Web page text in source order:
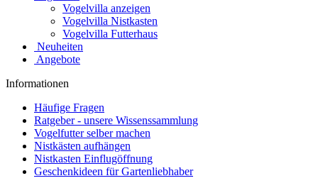
Vogelvilla anzeigen
Vogelvilla Nistkasten
Vogelvilla Futterhaus
Neuheiten
Angebote
Informationen
Häufige Fragen
Ratgeber - unsere Wissenssammlung
Vogelfutter selber machen
Nistkästen aufhängen
Nistkasten Einflugöffnung
Geschenkideen für Gartenliebhaber